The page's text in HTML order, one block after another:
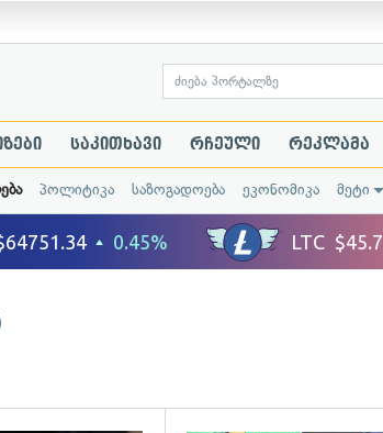
საკითხავი რჩეული რეკლამა
პოლიტიკა საზოგადოება ეკონომიკა მეტი